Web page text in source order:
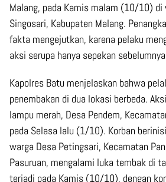
Malang, pada Kamis malam (10/10) di
Singosari, Kabupaten Malang.
fakta mengejutkan, karena pelaku
aksi serupa hanya sepekan
Kapolres Batu menjelaskan bahwa
penembakan di dua lokasi berbeda.
lampu merah, Desa Pendem,
pada Selasa lalu (1/10). Korban
warga Desa Petingsari, Kecamatan
Pasuruan, mengalami luka tembak di
terjadi pada Kamis (10/10), dengan